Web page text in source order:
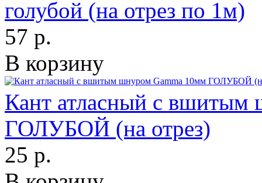
голубой (на отрез по 1м)
57 р.
В корзину
Кант атласный с
ГОЛУБОЙ (на отрез)
25 р.